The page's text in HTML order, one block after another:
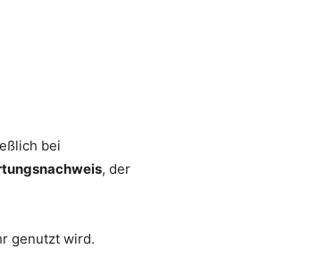
bei
, der
genutzt wird.